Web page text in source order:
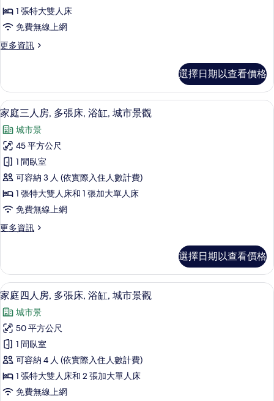
相
片
的
詳
情
View
的
所
片
1 張特大雙人床
免費無線上網
更多資訊
更
Pool
View
的
詳
情
選擇日期以查看價格
顯
示
家
庭
三
人
房,
張
浴
缸,
城
市
景
觀
的
所
有
家庭三人房, 多張床, 浴缸, 城市景觀 |
8
家庭三人房, 多張床, 浴缸, 城市景觀
城市景
45 平方公尺
1 間臥室
可容納 3 人 (依實際入住人數計費)
1 張特大雙人床和 1 張加大單人床
免費無線上網
更多資訊
更
三
人
房,
多
張
床,
浴
缸,
城
市
景
觀
選擇日期以查看價格
顯
示
家
庭
四
人
房,
家庭四人房, 多張床, 浴缸, 城市景觀 |
9
家庭四人房, 多張床, 浴缸, 城市景觀
城市景
50 平方公尺
1 間臥室
可容納 4 人 (依實際入住人數計費)
1 張特大雙人床和 2 張加大單人床
免費無線上網